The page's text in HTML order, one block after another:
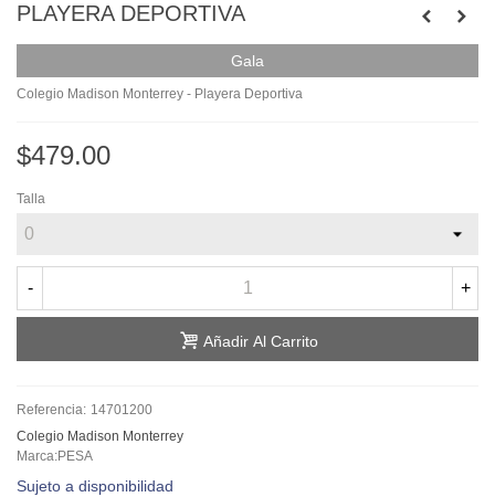
PLAYERA DEPORTIVA
Gala
Colegio Madison Monterrey - Playera Deportiva
$479.00
Talla
- +
Añadir Al Carrito
Referencia: 14701200
Colegio Madison Monterrey
Marca:PESA
Sujeto a disponibilidad